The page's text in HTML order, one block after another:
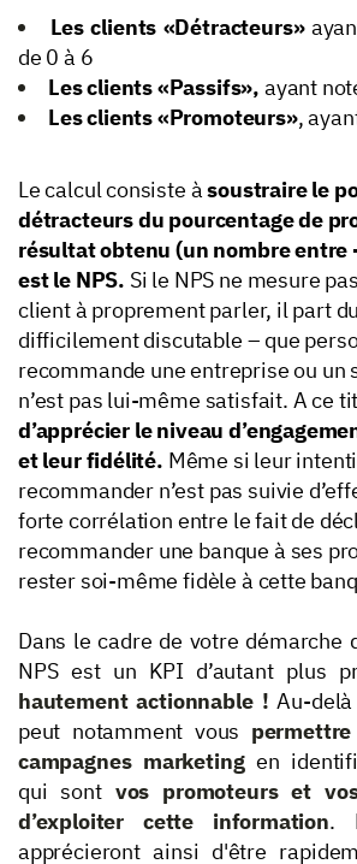
Les clients «Détracteurs»
de 0 à 6
Les clients «Passifs», ayant
Les clients «Promoteurs»,
Le calcul consiste àsoustraire le
détracteurs du pourcentage de
résultat obtenu (un nombre entre
est le NPS. Si le NPS ne mesure
client à proprement parler, il part
difficilement discutable – que
recommande une entreprise ou un
n’est pas lui-même satisfait. A ce
d’apprécier le niveau
et leur fidélité. Même si leur
recommander n’est pas suivie
forte corrélation entre le fait de
recommander une banque à ses
rester soi-même fidèle à cette
Dans le cadre de votre démarche
NPS est un KPI d’autant plus
hautement actionnable ! Au-
peut notamment vous
campagnes marketingen
qui sont vos promoteurs et
d’exploiter cette information.
apprécieront ainsi d'être